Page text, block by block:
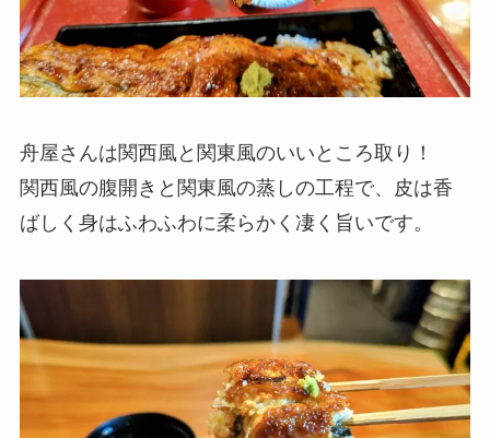
舟屋さんは関西風と関東風のいいところ取り！
関西風の腹開きと関東風の蒸しの工程で、皮は香
ばしく身はふわふわに柔らかく凄く旨いです。